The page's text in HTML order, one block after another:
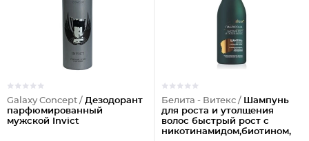
Galaxy Concept / Дезодорант
парфюмированный
мужской Invict
Белита - Витекс / Шампунь
для роста и утолщения
волос быстрый рост с
никотинамидом,биотином,